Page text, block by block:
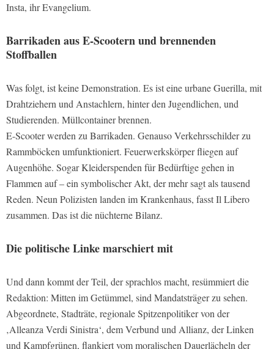
Insta, ihr Evangelium.
Barrikaden aus E-Scootern und brennenden
Stoffballen
Was folgt, ist keine Demonstration. Es ist eine urbane Guerilla, mit
Drahtziehern und Anstachlern, hinter den Jugendlichen, und
Studierenden. Müllcontainer brennen.
E-Scooter werden zu Barrikaden. Genauso Verkehrsschilder zu
Rammböcken umfunktioniert. Feuerwerkskörper fliegen auf
Augenhöhe. Sogar Kleiderspenden für Bedürftige gehen in
Flammen auf – ein symbolischer Akt, der mehr sagt als tausend
Reden. Neun Polizisten landen im Krankenhaus, fasst Il Libero
zusammen. Das ist die nüchterne Bilanz.
Die politische Linke marschiert mit
Und dann kommt der Teil, der sprachlos macht, resümmiert die
Redaktion: Mitten im Getümmel, sind Mandatsträger zu sehen.
Abgeordnete, Stadträte, regionale Spitzenpolitiker von der
‚Alleanza Verdi Sinistra‘, dem Verbund und Allianz, der Linken
und Kampfgrünen, flankiert vom moralischen Dauerlächeln der